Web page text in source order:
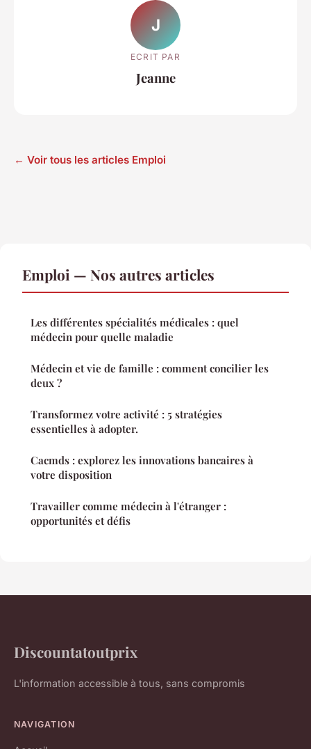
J
ECRIT PAR
Jeanne
← Voir tous les articles Emploi
Emploi — Nos autres articles
Les différentes spécialités médicales : quel
médecin pour quelle maladie
Médecin et vie de famille : comment concilier les
deux ?
Transformez votre activité : 5 stratégies
essentielles à adopter.
Cacmds : explorez les innovations bancaires à
votre disposition
Travailler comme médecin à l'étranger :
opportunités et défis
Discountatoutprix
L'information accessible à tous, sans compromis
NAVIGATION